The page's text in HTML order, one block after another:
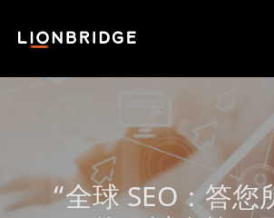
“全球 SEO：答您